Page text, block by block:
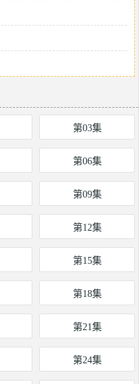
第03集
第06集
第09集
第12集
第15集
第18集
第21集
第24集